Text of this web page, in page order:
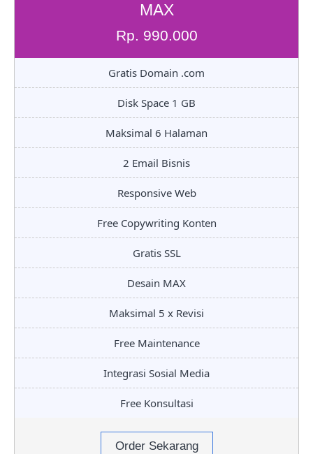
MAX
Rp. 990.000
Gratis Domain .com
Disk Space 1 GB
Maksimal 6 Halaman
2 Email Bisnis
Responsive Web
Free Copywriting Konten
Gratis SSL
Desain MAX
Maksimal 5 x Revisi
Free Maintenance
Integrasi Sosial Media
Free Konsultasi
Order Sekarang